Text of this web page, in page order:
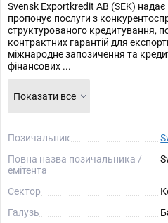
Svensk Exportkredit AB (SEK)
пропонує послуги з
структурованого кредитування,
контрактних гарантій для
міжнародне запозичення та
фінансових ...
Показати все
Позичальник
Повна назва позичальника /
емітента
Сектор
Галузь